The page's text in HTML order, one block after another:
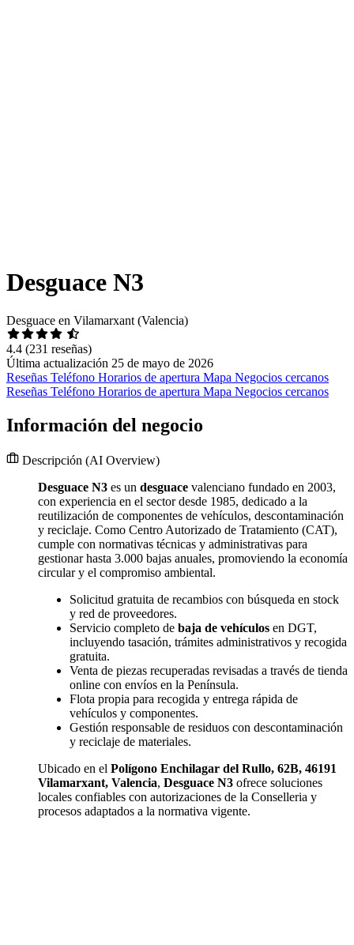
Desguace N3
Desguace en Vilamarxant (Valencia)
4.4 (231 reseñas)
Última actualización 25 de mayo de 2026
Reseñas Teléfono Horarios de apertura Mapa Negocios cercanos
Reseñas Teléfono Horarios de apertura Mapa Negocios cercanos
Información del negocio
Descripción (AI Overview)
Desguace N3 es un desguace valenciano fundado en 2003,
con experiencia en el sector desde 1985, dedicado a la
reutilización de componentes de vehículos, descontaminación
y reciclaje. Como Centro Autorizado de Tratamiento (CAT),
cumple con normativas técnicas y administrativas para
gestionar hasta 3.000 bajas anuales, promoviendo la economía
circular y el compromiso ambiental.
Solicitud gratuita de recambios con búsqueda en stock
y red de proveedores.
Servicio completo de baja de vehículos en DGT,
incluyendo tasación, trámites administrativos y recogida
gratuita.
Venta de piezas recuperadas revisadas a través de tienda
online con envíos en la Península.
Flota propia para recogida y entrega rápida de
vehículos y componentes.
Gestión responsable de residuos con descontaminación
y reciclaje de materiales.
Ubicado en el Polígono Enchilagar del Rullo, 62B, 46191
Vilamarxant, Valencia, Desguace N3 ofrece soluciones
locales confiables con autorizaciones de la Conselleria y
procesos adaptados a la normativa vigente.